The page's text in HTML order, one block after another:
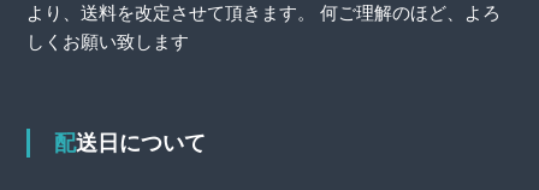
より、送料を改定させて頂きます。 何ご理解のほど、よろ
しくお願い致します
配送日について